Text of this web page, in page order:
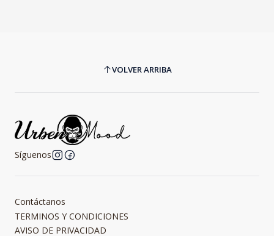
VOLVER ARRIBA
Síguenos
Contáctanos
TERMINOS Y CONDICIONES
AVISO DE PRIVACIDAD